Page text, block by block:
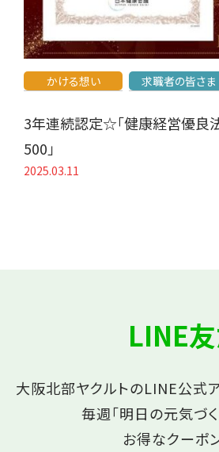
かける想い 求職者の皆さま
3年連続認定☆「健康経営優
500」
2025.03.11
LINE
大阪北部ヤクルトのLINE公式
毎週「明日の元気づ
お得なクーポ